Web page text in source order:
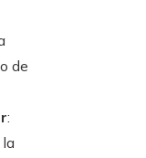
de
:
la